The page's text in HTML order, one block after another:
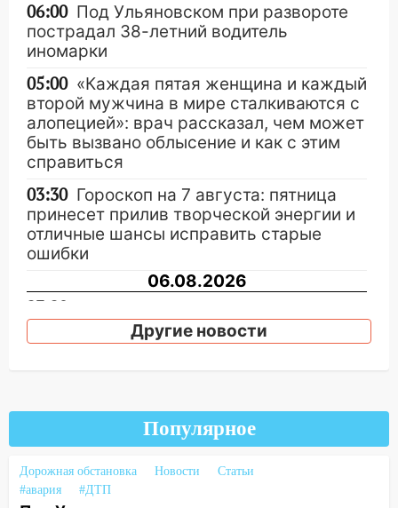
06:00 Под Ульяновском при развороте
пострадал 38-летний водитель
иномарки
05:00 «Каждая пятая женщина и каждый
второй мужчина в мире сталкиваются с
алопецией»: врач рассказал, чем может
быть вызвано облысение и как с этим
справиться
03:30 Гороскоп на 7 августа: пятница
принесет прилив творческой энергии и
отличные шансы исправить старые
ошибки
06.08.2026
23:20
Ульяновской области
В Ульяновской области
руководителя частной компании
наказали за сокрытие прошлого своего
сотрудник
Другие новости
Популярное
Дорожная обстановка Новости
Статьи
#авария
#ДТП